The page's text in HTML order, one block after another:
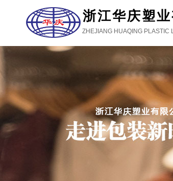
浙江华庆塑业
ZHEJIANG HUAQING PLASTIC